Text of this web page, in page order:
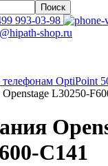
Поиск
993-03-98
shop.ru
OptiPoint
L30250-
C141